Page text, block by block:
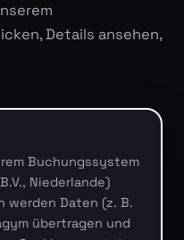
Details ansehen,
Buchungssystem
Niederlande)
werden Daten (z. B.
übertragen und